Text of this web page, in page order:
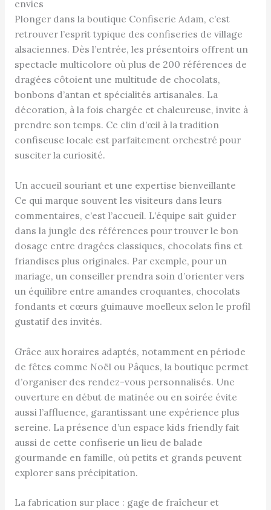
envies
Plonger dans la boutique Confiserie Adam, c’est
retrouver l’esprit typique des confiseries de village
alsaciennes. Dès l’entrée, les présentoirs offrent un
spectacle multicolore où plus de 200 références de
dragées côtoient une multitude de chocolats,
bonbons d’antan et spécialités artisanales. La
décoration, à la fois chargée et chaleureuse, invite à
prendre son temps. Ce clin d’œil à la tradition
confiseuse locale est parfaitement orchestré pour
susciter la curiosité.
Un accueil souriant et une expertise bienveillante
Ce qui marque souvent les visiteurs dans leurs
commentaires, c’est l’accueil. L’équipe sait guider
dans la jungle des références pour trouver le bon
dosage entre dragées classiques, chocolats fins et
friandises plus originales. Par exemple, pour un
mariage, un conseiller prendra soin d’orienter vers
un équilibre entre amandes croquantes, chocolats
fondants et cœurs guimauve moelleux selon le profil
gustatif des invités.
Grâce aux horaires adaptés, notamment en période
de fêtes comme Noël ou Pâques, la boutique permet
d’organiser des rendez-vous personnalisés. Une
ouverture en début de matinée ou en soirée évite
aussi l’affluence, garantissant une expérience plus
sereine. La présence d’un espace kids friendly fait
aussi de cette confiserie un lieu de balade
gourmande en famille, où petits et grands peuvent
explorer sans précipitation.
La fabrication sur place : gage de fraîcheur et